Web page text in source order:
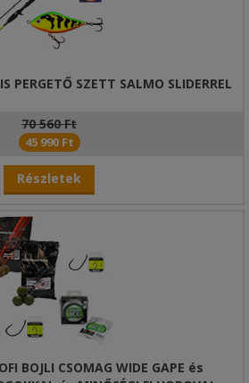
PERGETŐ SZETT SALMO SLIDERREL
70 560 Ft
45 990 Ft
Részletek
BOJLI CSOMAG WIDE GAPE és